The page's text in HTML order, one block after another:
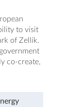
to visit
of Zellik.
co-create,